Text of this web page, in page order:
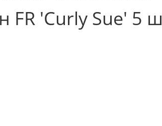
FR 'Curly Sue' 5